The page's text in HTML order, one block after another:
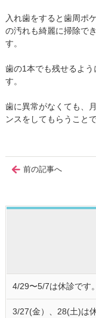
入れ歯をすると歯周ポ
の汚れも綺麗に掃除で
す。
歯の1本でも残せるよ
す。
歯に異常がなくても、
ンスをしてもらうこと
前の記事へ
4/29〜5/7は休診です。
3/27(金）、28(土)は